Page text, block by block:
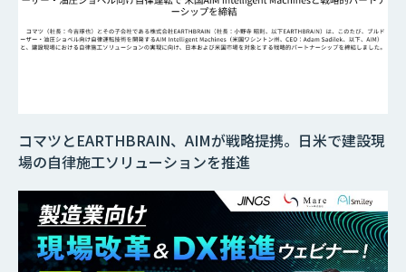
コマツとEARTHBRAIN、AIMが戦略提携。日米で建設現
場の自律施工ソリューションを推進